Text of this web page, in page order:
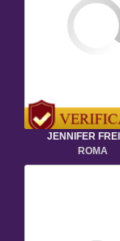
JENNIFER
ROMA